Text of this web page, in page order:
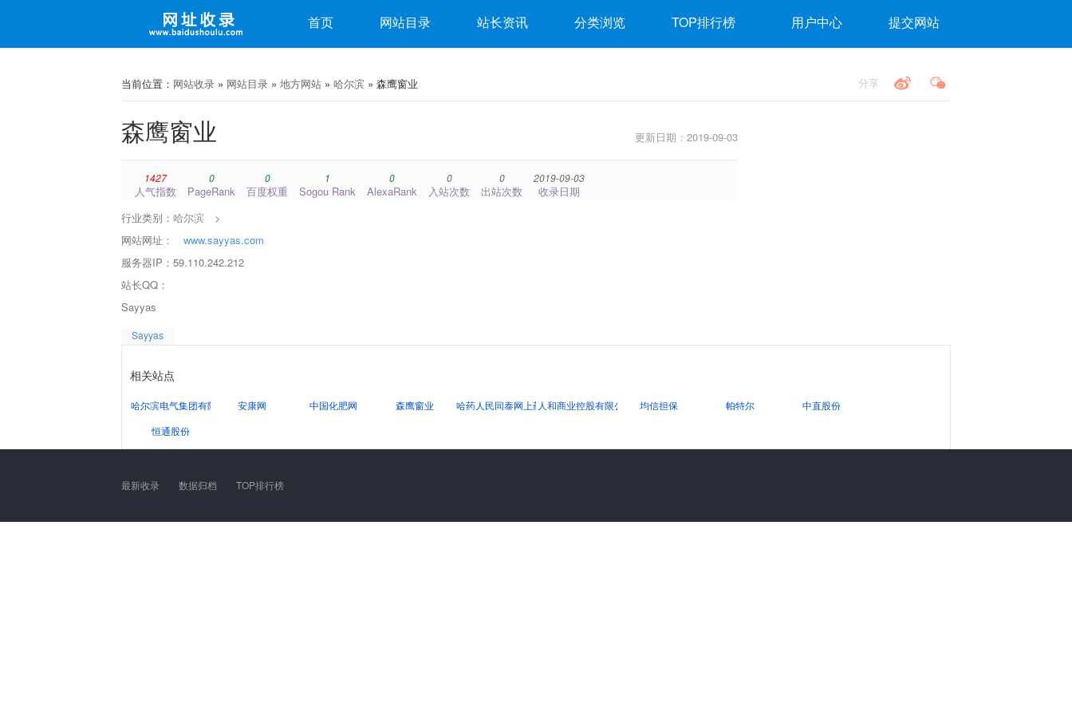
首页 网站目录 站长资讯 分类浏览 TOP排行榜 用户中心 提交网站
分享
微信
当前位置： 网站收录 » 网站目录 » 地方网站 » 哈尔滨 » 森鹰窗业
更新日期：2019-09-03
森鹰窗业
1427
人气指数
0
PageRank
0
百度权重
1
Sogou Rank
0
AlexaRank
0
入站次数
0
出站次数
2019-09-03
收录日期
行业类别： 哈尔滨
>
网站网址：
www.sayyas.com
服务器IP：59.110.242.212
站长QQ：
Sayyas
Sayyas
相关站点
哈尔滨电气集团有限公司 安康网 中国化肥网 森鹰窗业 哈药人民同泰网上药店！人和商业控股有限公司 均信担保 帕特尔
中直股份
恒通股份
最新收录 数据归档 TOP排行榜